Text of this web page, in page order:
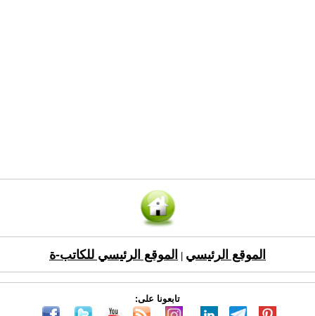
الموقع الرئيسي الموقع الرئيسي للكاتب-ة
تابعونا على: